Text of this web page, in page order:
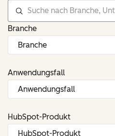
Branche
Anwendungsfall
HubSpot-Produkt